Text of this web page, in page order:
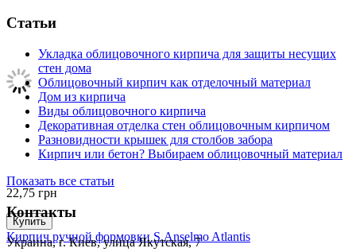
22,75 грн
Купить
Кирпич ручной формовки S.Anselmo Atlantis
Статьи
Укладка облицовочного кирпича для защиты несущих
стен дома
Облицовочный кирпич как отделочный материал
Дом из кирпича
Виды облицовочного кирпича
Декоративная отделка стен облицовочным кирпичом
Разновидности крышек для столбов забора
Кирпич или бетон? Выбираем облицовочный материал
Показать все статьи
Контакты
Украина, г. Киев, улица Якутская, 7